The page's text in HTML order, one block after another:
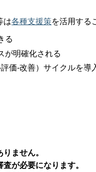
は各種支援策を活用する
る
が明確化される
価-改善）サイクルを導
ません。
が必要になります。